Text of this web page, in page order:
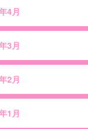
4月
3月
2月
1月